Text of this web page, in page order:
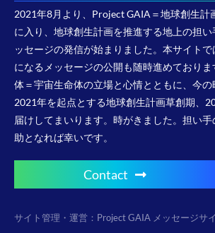
2021年8月より、Project GAIA＝地球創生計
に入り、地球創生計画を推進する地上の担
ッセージの発信が始まりました。本サイト
になるメッセージの公開も随時進めており
体＝宇宙生命体の立場と心情とともに、今の
2021年を起点とする地球創生計画草創期、
届けしてまいります。時がきました。担い
助となれば幸いです。
Contact
サイト管理・運営：Project GAIA メッセージサ